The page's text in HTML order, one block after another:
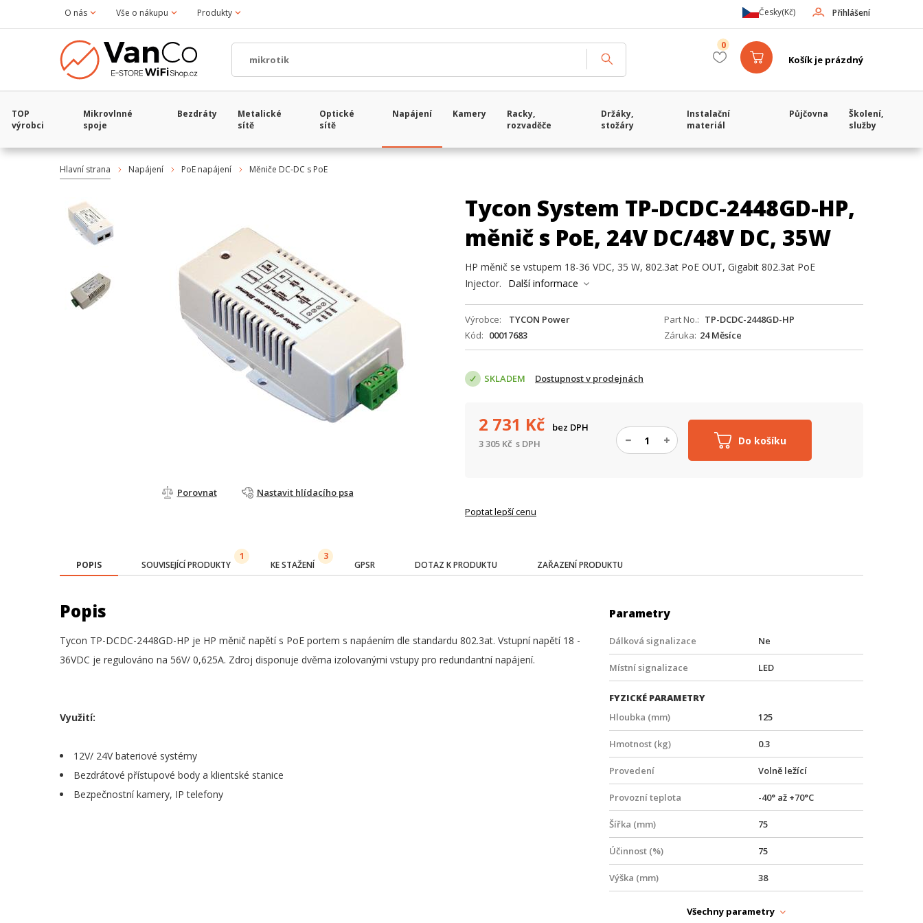
O nás Vše o nákupu Produkty Přihlášení
Česky(Kč)
Košík je prázdný
0
TOP
výrobci
Mikrovlnné
spoje
Bezdráty
Metalické
sítě
Optické
sítě
Napájení Kamery
Racky,
rozvaděče
Držáky,
stožáry
Instalační
materiál
Půjčovna
Školení,
služby
Hlavní strana Napájení PoE napájení Měniče DC-DC s PoE
Porovnat Nastavit hlídacího psa
Tycon System TP-DCDC-2448GD-HP,
měnič s PoE, 24V DC/48V DC, 35W
HP měnič se vstupem 18-36 VDC, 35 W, 802.3at PoE OUT, Gigabit 802.3at PoE
Injector.
Další informace
Výrobce TYCON Power Part No.
TP-DCDC-2448GD-HP
Kód
00017683 Záruka 24 Měsíce
SKLADEM Dostupnost v prodejnách
Do košíku
2 731 Kč
bez DPH
3 305 Kč s DPH
Poptat lepší cenu
POPIS SOUVISEJÍCÍ PRODUKTY
1
KE STAŽENÍ
3
GPSR DOTAZ K PRODUKTU ZAŘAZENÍ PRODUKTU
Popis
Tycon TP-DCDC-2448GD-HP je HP měnič napětí s PoE portem s napáením dle standardu 802.3at. Vstupní napětí 18 -
36VDC je regulováno na 56V/ 0,625A. Zdroj disponuje dvěma izolovanými vstupy pro redundantní napájení.
Využití:
12V/ 24V bateriové systémy
Bezdrátové přístupové body a klientské stanice
Bezpečnostní kamery, IP telefony
Parametry
Dálková signalizace Ne
Místní signalizace LED
FYZICKÉ PARAMETRY
Hloubka (mm)
125
Hmotnost (kg) 0.3
Provedení Volně ležící
Provozní teplota -40° až +70°C
Šířka (mm) 75
Účinnost (%) 75
Výška (mm) 38
Všechny parametry